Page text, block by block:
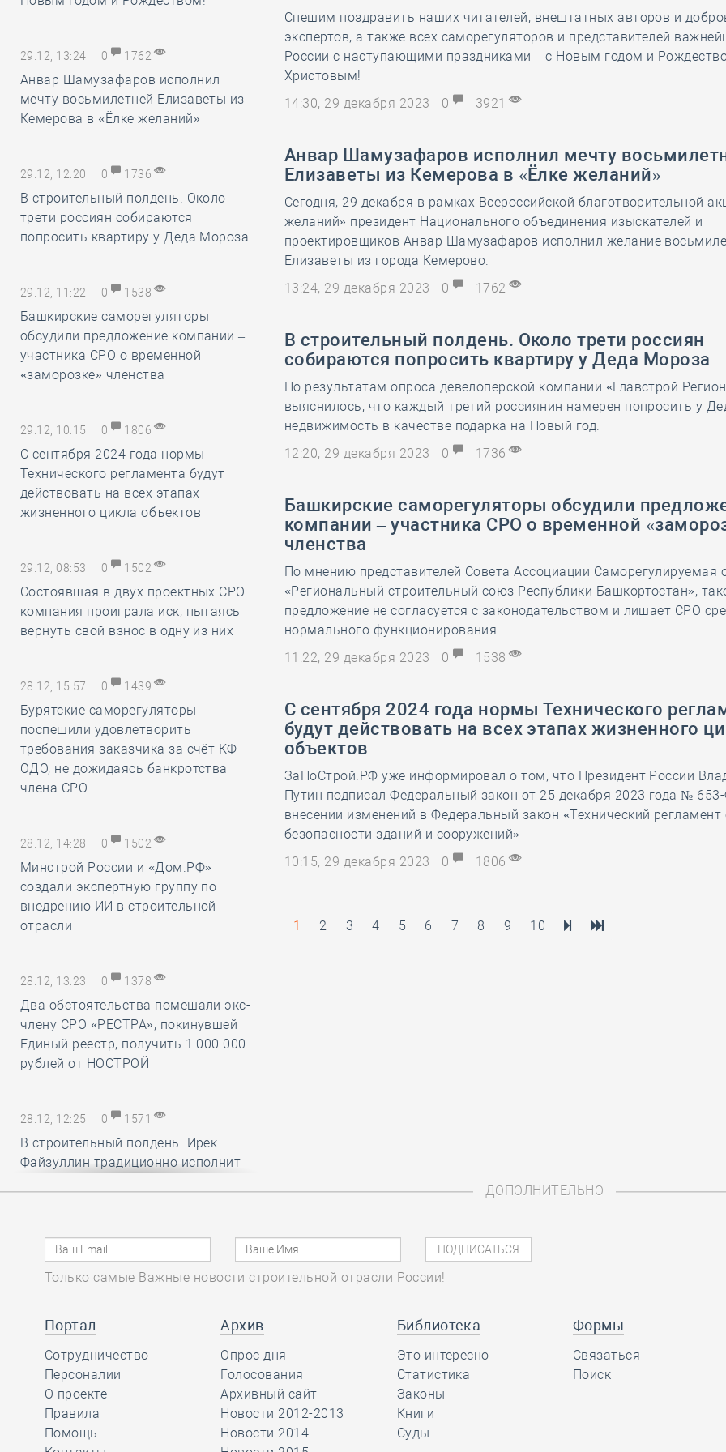
28 мая-
29.12, 13:24 0 1762
Анвар Шамузафаров исполнил
мечту восьмилетней Елизаветы из
Кемерова в «Ёлке желаний»
29.12, 12:20 0 1736
В строительный полдень. Около
трети россиян собираются
попросить квартиру у Деда Мороза
29.12, 11:22 0 1538
Башкирские саморегуляторы
обсудили предложение компании –
участника СРО о временной
«заморозке» членства
29.12, 10:15 0 1806
С сентября 2024 года нормы
Технического регламента будут
действовать на всех этапах
жизненного цикла объектов
29.12, 08:53 0 1502
Состоявшая в двух проектных СРО
компания проиграла иск, пытаясь
вернуть свой взнос в одну из них
28.12, 15:57 0 1439
Бурятские саморегуляторы
поспешили удовлетворить
требования заказчика за счёт КФ
ОДО, не дожидаясь банкротства
члена СРО
28.12, 14:28 0 1502
Минстрой России и «Дом.РФ»
создали экспертную группу по
внедрению ИИ в строительной
отрасли
28.12, 13:23 0 1378
Два обстоятельства помешали экс-
члену СРО «РЕСТРА», покинувшей
Единый реестр, получить 1.000.000
рублей от НОСТРОЙ
28.12, 12:25 0 1571
В строительный полдень. Ирек
Файзуллин традиционно исполнит
28.12, 11:24 0
Минстрой и Главгосэкпертиза
вопросам применения механизма
компенсации удорожания цен на
строительные ресурсы
28.12, 10:16
СРО АСОНО избежала
Спешим поздравить наших читателей, внештатных авторов и
экспертов, а также всех саморегуляторов и представителей
России с наступающими праздниками – с Новым годом и
Христовым!
14:30, 29 декабря 2023
0 3921
Анвар Шамузафаров исполнил мечту
Елизаветы из Кемерова в «Ёлке желаний»
Сегодня, 29 декабря в рамках Всероссийской благотворительной
желаний» президент Национального объединения изыскателей и
проектировщиков Анвар Шамузафаров исполнил желание
Елизаветы из города Кемерово.
13:24, 29 декабря 2023
0 1762
В строительный полдень. Около трети россиян
собираются попросить квартиру у Деда Мороза
По результатам опроса девелоперской компании «Главстрой
выяснилось, что каждый третий россиянин намерен попросить у
недвижимость в качестве подарка на Новый год.
12:20, 29 декабря 2023
0 1736
Башкирские саморегуляторы обсудили
компании – участника СРО о временной
членства
По мнению представителей Совета Ассоциации Саморегулируемая
«Региональный строительный союз Республики Башкортостан»,
предложение не согласуется с законодательством и лишает СРО
нормального функционирования.
11:22, 29 декабря 2023
0 1538
С сентября 2024 года нормы Технического
будут действовать на всех этапах жизненного
объектов
ЗаНоСтрой.РФ уже информировал о том, что Президент России
Путин подписал Федеральный закон от 25 декабря 2023 года №
внесении изменений в Федеральный закон «Технический регламент
безопасности зданий и сооружений»
10:15, 29 декабря 2023
0 1806
1 2 3 4 5 6 7 8 9 10
ДОПОЛНИТЕЛЬНО
Только самые Важные новости строительной отрасли России!
Портал
Сотрудничество
Персоналии
О проекте
Правила
Помощь
Архив
Опрос дня
Голосования
Архивный сайт
Новости 2012-2013
Новости 2014
Библиотека
Это интересно
Статистика
Законы
Книги
Суды
Формы
Связаться
Поиск